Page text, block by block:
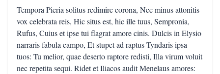
Tempora Pieria solitus redimire corona, Nec minus attonitis
vox celebrata reis, Hic situs est, hic ille tuus, Sempronia,
Rufus, Cuius et ipse tui flagrat amore cinis. Dulcis in Elysio
narraris fabula campo, Et stupet ad raptus Tyndaris ipsa
tuos: Tu melior, quae deserto raptore redisti, Illa virum voluit
nec repetita sequi. Ridet et Iliacos audit Menelaus amores: